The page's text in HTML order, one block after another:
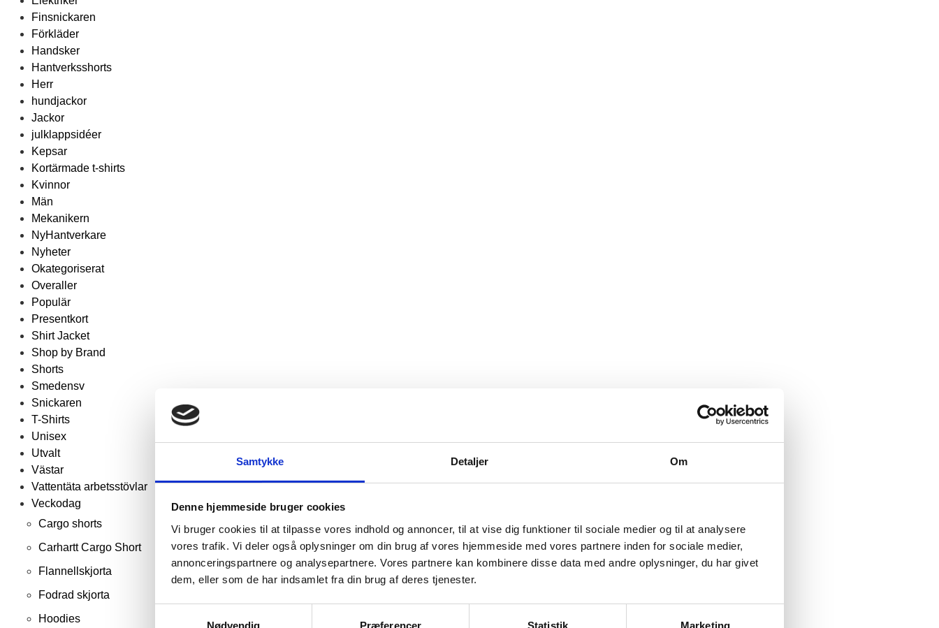
Samtykke Detaljer Om
Denne hjemmeside bruger cookies
Vi bruger cookies til at tilpasse vores indhold og annoncer, til at vise dig funktioner til sociale medier og til at analysere
vores trafik. Vi deler også oplysninger om din brug af vores hjemmeside med vores partnere inden for sociale medier,
annonceringspartnere og analysepartnere. Vores partnere kan kombinere disse data med andre oplysninger, du har givet
dem, eller som de har indsamlet fra din brug af deres tjenester.
Nødvendig
Præferencer Statistik Marketing
Finsnickaren
Förkläder
Handsker
Hantverksshorts
Herr
hundjackor
Jackor
julklappsidéer
Kepsar
Kortärmade t-shirts
Kvinnor
Män
Mekanikern
NyHantverkare
Nyheter
Okategoriserat
Overaller
Populär
Presentkort
Shirt Jacket
Shop by Brand
Shorts
Smedensv
Snickaren
T-Shirts
Unisex
Utvalt
Västar
Vattentäta arbetsstövlar
Veckodag
Cargo shorts
Carhartt Cargo Short
Flannellskjorta
Fodrad skjorta
Hoodies